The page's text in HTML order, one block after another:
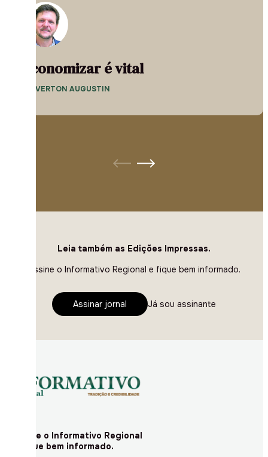
Economizar é vital
— EVERTON AUGUSTIN
Leia também as Edições Impressas.
Assine o Informativo Regional e fique bem informado.
Assinar jornal Já sou assinante
Assine o Informativo Regional
e fique bem informado.